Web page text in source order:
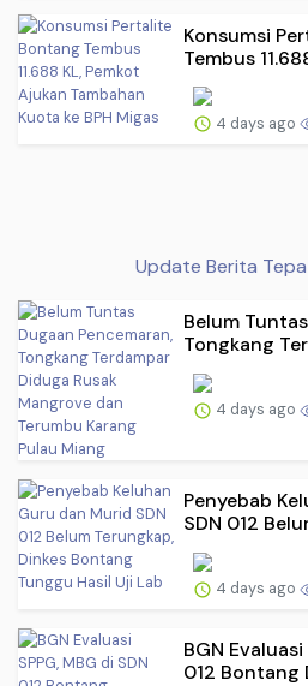
Konsumsi
Tembus
4 days ago
Update Berita
Belum
Tongkang
4 days ago
Penyebab
SDN 012
4 days ago
BGN Evaluasi
012 Bontang